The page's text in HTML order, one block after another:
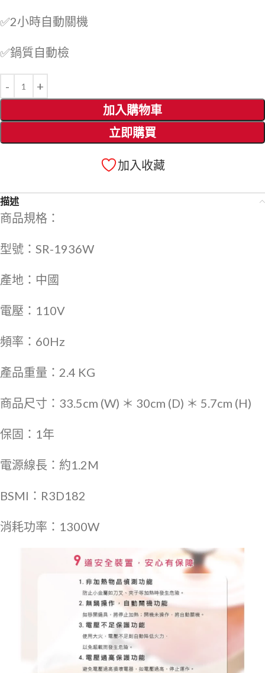
✅2小時自動關機
✅鍋質自動檢
加入購物車
立即購買
加入收藏
描述
商品規格：
型號：SR-1936W
產地：中國
電壓：110V
頻率：60Hz
產品重量：2.4 KG
商品尺寸：33.5cm (W) ＊ 30cm (D) ＊ 5.7cm (H)
保固：1年
電源線長：約1.2M
BSMI：R3D182
消耗功率：1300W